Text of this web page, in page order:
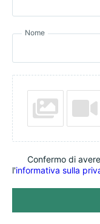
Nome
Confermo di
l'informativa sulla